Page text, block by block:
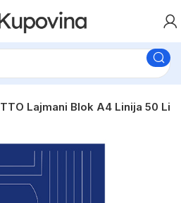
TTO Lajmani Blok A4 Linija 50 Li